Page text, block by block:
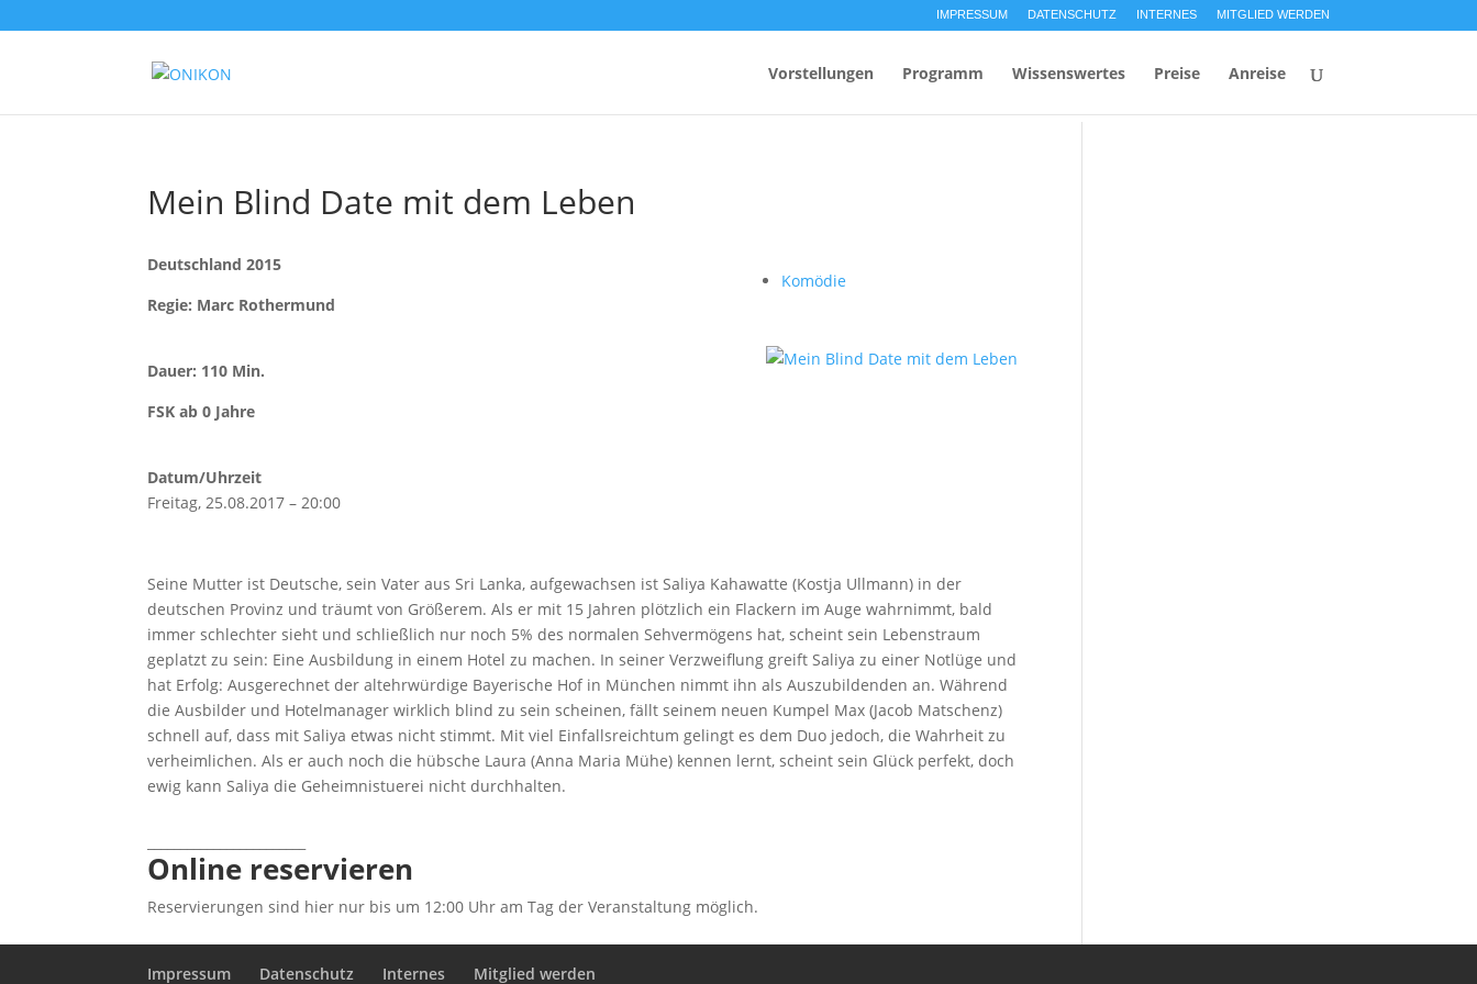
IMPRESSUM DATENSCHUTZ INTERNES MITGLIED WERDEN
Vorstellungen Programm Wissenswertes Preise Anreise
Mein Blind Date mit dem Leben
Komödie
Deutschland 2015
Regie: Marc Rothermund
Dauer: 110 Min.
FSK ab 0 Jahre
Datum/Uhrzeit
Freitag, 25.08.2017 – 20:00
Seine Mutter ist Deutsche, sein Vater aus Sri Lanka, aufgewachsen ist Saliya Kahawatte (Kostja Ullmann) in der
deutschen Provinz und träumt von Größerem. Als er mit 15 Jahren plötzlich ein Flackern im Auge wahrnimmt, bald
immer schlechter sieht und schließlich nur noch 5% des normalen Sehvermögens hat, scheint sein Lebenstraum
geplatzt zu sein: Eine Ausbildung in einem Hotel zu machen. In seiner Verzweiflung greift Saliya zu einer Notlüge und
hat Erfolg: Ausgerechnet der altehrwürdige Bayerische Hof in München nimmt ihn als Auszubildenden an. Während
die Ausbilder und Hotelmanager wirklich blind zu sein scheinen, fällt seinem neuen Kumpel Max (Jacob Matschenz)
schnell auf, dass mit Saliya etwas nicht stimmt. Mit viel Einfallsreichtum gelingt es dem Duo jedoch, die Wahrheit zu
verheimlichen. Als er auch noch die hübsche Laura (Anna Maria Mühe) kennen lernt, scheint sein Glück perfekt, doch
ewig kann Saliya die Geheimnistuerei nicht durchhalten.
Online reservieren
Reservierungen sind hier nur bis um 12:00 Uhr am Tag der Veranstaltung möglich.
Impressum Datenschutz Internes Mitglied werden